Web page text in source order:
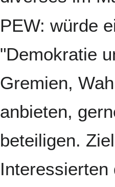
PEW: würde
"Demokratie
Gremien,
anbieten,
beteiligen.